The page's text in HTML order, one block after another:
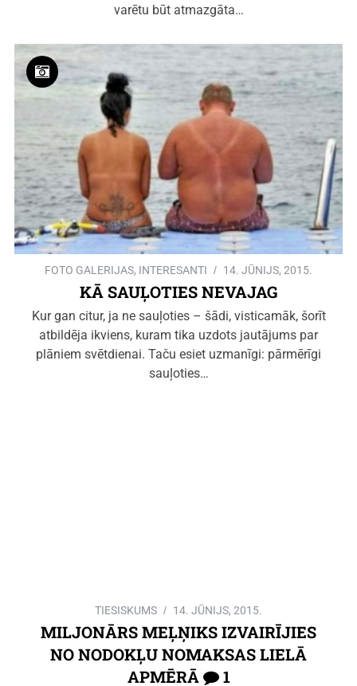
varētu būt atmazgāta…
FOTO GALERIJAS, INTERESANTI 14. JŪNIJS, 2015.
KĀ SAUĻOTIES NEVAJAG
Kur gan citur, ja ne sauļoties – šādi, visticamāk, šorīt
atbildēja ikviens, kuram tika uzdots jautājums par
plāniem svētdienai. Taču esiet uzmanīgi: pārmērīgi
sauļoties…
TIESISKUMS 14. JŪNIJS, 2015.
MILJONĀRS MEĻŅIKS IZVAIRĪJIES
NO NODOKĻU NOMAKSAS LIELĀ
APMĒRĀ
1